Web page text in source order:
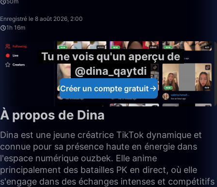
Enregistré le 8 août 2026, 2:00
1h 16m
Tu ne vois qu'un aperçu de
@dina_qaytdi
Créer un compte gratuit
À propos de Dina
Dina est une jeune créatrice TikTok dynamique et
connue pour sa présence haute en énergie dans
l'espace numérique ouzbek. Elle anime
principalement des batailles PK en direct, où elle
s'engage dans des échanges intenses et compétitifs